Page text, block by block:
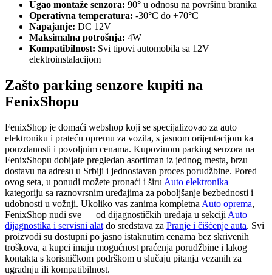
Ugao montaže senzora: 90° u odnosu na površinu branika
Operativna temperatura: -30°C do +70°C
Napajanje: DC 12V
Maksimalna potrošnja: 4W
Kompatibilnost: Svi tipovi automobila sa 12V
elektroinstalacijom
Zašto parking senzore kupiti na
FenixShopu
FenixShop je domaći webshop koji se specijalizovao za auto
elektroniku i prateću opremu za vozila, s jasnom orijentacijom ka
pouzdanosti i povoljnim cenama. Kupovinom parking senzora na
FenixShopu dobijate pregledan asortiman iz jednog mesta, brzu
dostavu na adresu u Srbiji i jednostavan proces porudžbine. Pored
ovog seta, u ponudi možete pronaći i širu Auto elektronika
kategoriju sa raznovrsnim uređajima za poboljšanje bezbednosti i
udobnosti u vožnji. Ukoliko vas zanima kompletna Auto oprema,
FenixShop nudi sve — od dijagnostičkih uređaja u sekciji Auto
dijagnostika i servisni alat do sredstava za Pranje i čišćenje auta. Svi
proizvodi su dostupni po jasno istaknutim cenama bez skrivenih
troškova, a kupci imaju mogućnost praćenja porudžbine i lakog
kontakta s korisničkom podrškom u slučaju pitanja vezanih za
ugradnju ili kompatibilnost.